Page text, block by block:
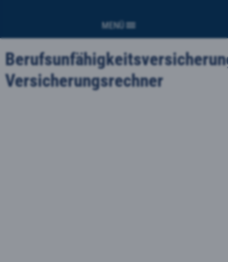
MENÜ
Versicherungsrechner